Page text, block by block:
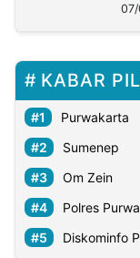
KABAR
Purwakarta
Sumenep
Om Zein
Polres
Diskominfo